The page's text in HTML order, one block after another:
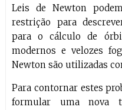
Leis de Newton
restrição para
para o cálculo de
modernos e velozes
Newton são utilizadas
Para contornar estes
formular uma nova